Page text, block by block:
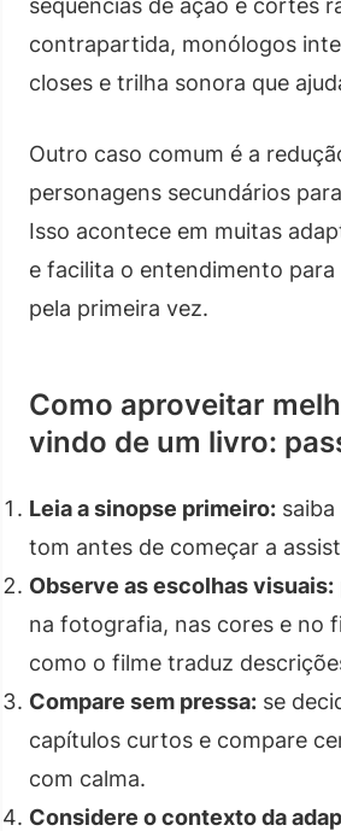
sequências de ação e cortes
contrapartida, monólogos
closes e trilha sonora que
Outro caso comum é a
personagens secundários
Isso acontece em muitas
e facilita o entendimento para
pela primeira vez.
Como aproveitar
vindo de um livro:
Leia a sinopse primeiro:
tom antes de começar a
Observe as escolhas visuais:
na fotografia, nas cores e no
como o filme traduz
Compare sem pressa: se
capítulos curtos e compare
com calma.
Considere o contexto da